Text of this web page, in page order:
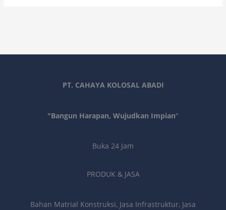
PT. CAHAYA KOLOSAL ABADI
"Bangun Harapan, Wujudkan Impian"
Buka 24 Jam
PRODUK & JASA
Bahan Matrial Konstruksi, Jasa Infrastruktur, Jasa